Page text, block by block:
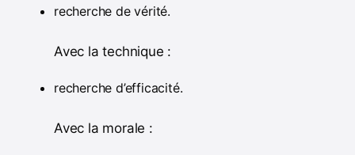
recherche de vérité.
Avec la technique :
recherche d’efficacité.
Avec la morale :